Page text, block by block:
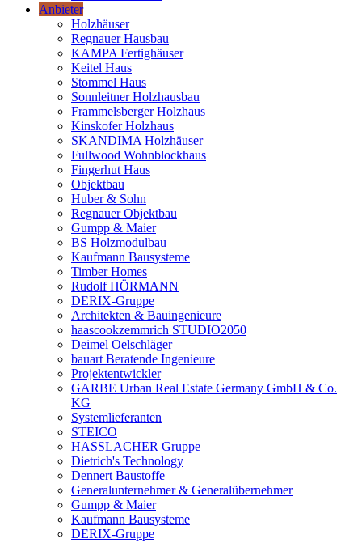
Anbieter
Holzhäuser
Regnauer Hausbau
KAMPA Fertighäuser
Keitel Haus
Stommel Haus
Sonnleitner Holzhausbau
Frammelsberger Holzhaus
Kinskofer Holzhaus
SKANDIMA Holzhäuser
Fullwood Wohnblockhaus
Fingerhut Haus
Objektbau
Huber & Sohn
Regnauer Objektbau
Gumpp & Maier
BS Holzmodulbau
Kaufmann Bausysteme
Timber Homes
Rudolf HÖRMANN
DERIX-Gruppe
Architekten & Bauingenieure
haascookzemmrich STUDIO2050
Deimel Oelschläger
bauart Beratende Ingenieure
Projektentwickler
GARBE Urban Real Estate Germany GmbH & Co.
KG
Systemlieferanten
STEICO
HASSLACHER Gruppe
Dietrich's Technology
Dennert Baustoffe
Generalunternehmer & Generalübernehmer
Gumpp & Maier
Kaufmann Bausysteme
DERIX-Gruppe